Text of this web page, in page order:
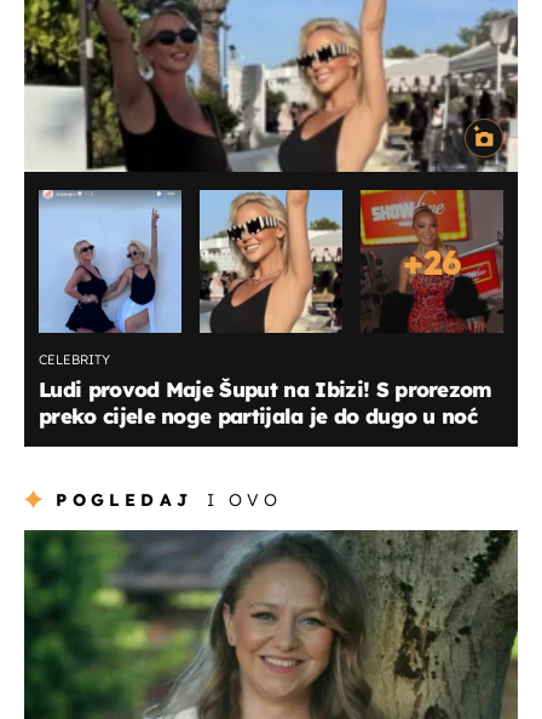
+26
CELEBRITY
Ludi provod Maje Šuput na Ibizi! S prorezom
preko cijele noge partijala je do dugo u noć
POGLEDAJ I OVO